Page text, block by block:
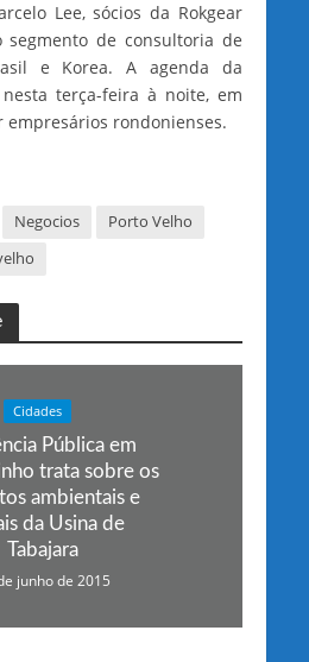
Lee, sócios da Rokgear
segmento de consultoria de
e Korea. A agenda da
terça-feira à noite, em
rondonienses.
Negocios
Porto Velho
Cidades
Pública em
trata sobre os
ambientais e
da Usina de
Tabajara
junho de 2015